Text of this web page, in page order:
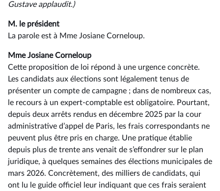
Gustave applaudit.)
M. le président
La parole est à Mme Josiane Corneloup.
Mme Josiane Corneloup
Cette proposition de loi répond à une urgence concrète.
Les candidats aux élections sont légalement tenus de
présenter un compte de campagne ; dans de nombreux cas,
le recours à un expert-comptable est obligatoire. Pourtant,
depuis deux arrêts rendus en décembre 2025 par la cour
administrative d’appel de Paris, les frais correspondants ne
peuvent plus être pris en charge. Une pratique établie
depuis plus de trente ans venait de s’effondrer sur le plan
juridique, à quelques semaines des élections municipales de
mars 2026. Concrètement, des milliers de candidats, qui
ont lu le guide officiel leur indiquant que ces frais seraient